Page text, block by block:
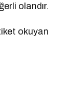
olandır.
okuyan